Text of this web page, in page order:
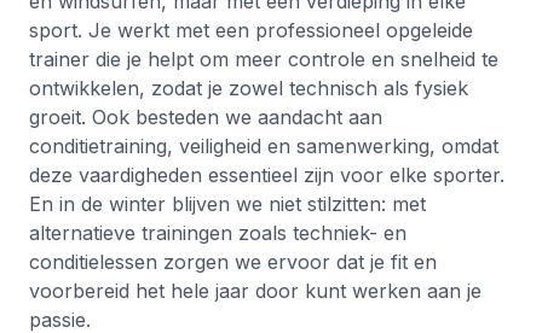
sport. Je werkt met een professioneel opgeleide
trainer die je helpt om meer controle en snelheid te
ontwikkelen, zodat je zowel technisch als fysiek
groeit. Ook besteden we aandacht aan
conditietraining, veiligheid en samenwerking, omdat
deze vaardigheden essentieel zijn voor elke sporter.
En in de winter blijven we niet stilzitten: met
alternatieve trainingen zoals techniek- en
conditielessen zorgen we ervoor dat je fit en
voorbereid het hele jaar door kunt werken aan je
passie.